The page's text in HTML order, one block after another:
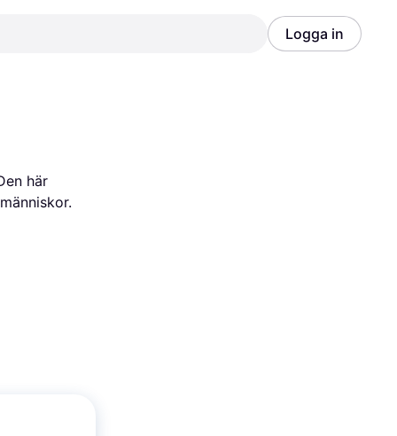
Logga in
här